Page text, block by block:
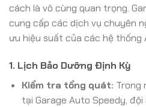
cách là vô cùng quan trọng.
cung cấp các dịch vụ chuyên
ưu hiệu suất của các hệ thống
1. Lịch Bảo Dưỡng Định Kỳ
Kiểm tra tổng quát: Trong
tại Garage Auto Speedy,